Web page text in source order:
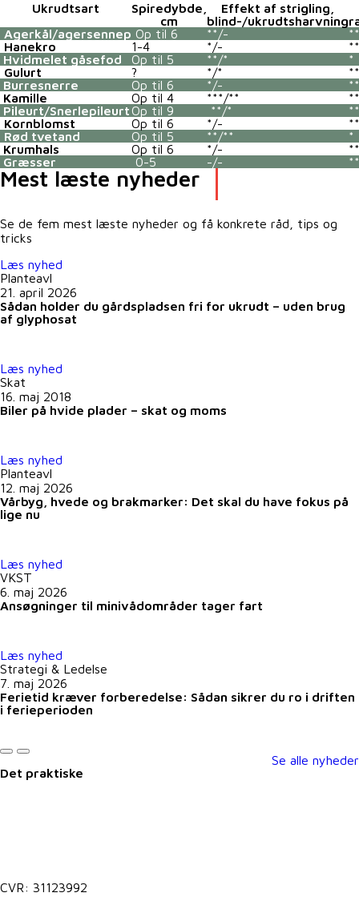
Ukrudtsart
Spiredybde,
cm
Effekt af strigling,
blind-/ukrudtsharvning
Agerkål/agersennep Op til 6 **/-
Hanekro
1-4 */-
Hvidmelet gåsefod
Op til 5 **/*
*
Gulurt
? */*
**
Burresnerre
Op til 6 */-
Kamille
Op til 4 ***/**
Pileurt/Snerlepileurt Op til 9 **/*
Kornblomst
Op til 6 */-
Rød tvetand
Op til 5 **/**
*
Krumhals
Op til 6 */-
**
Græsser
0-5 -/- **
Mest læste nyheder
Se de fem mest læste nyheder og få konkrete råd, tips og
tricks
Læs nyhed
Planteavl
21. april 2026
Sådan holder du gårdspladsen fri for ukrudt – uden brug
af glyphosat
Læs nyhed
Skat
16. maj 2018
Biler på hvide plader – skat og moms
Læs nyhed
Planteavl
12. maj 2026
Vårbyg, hvede og brakmarker: Det skal du have fokus på
lige nu
Læs nyhed
VKST
6. maj 2026
Ansøgninger til minivådområder tager fart
Læs nyhed
Strategi & Ledelse
7. maj 2026
Ferietid kræver forberedelse: Sådan sikrer du ro i driften
i ferieperioden
Se alle nyheder
Det praktiske
CVR: 31123992